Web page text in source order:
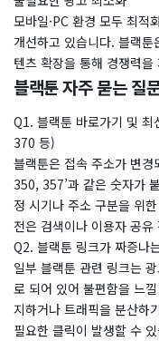
모바일·PC 환경 모두 최적
개선하고 있습니다. 블랙
텐츠 확장을 통해 경쟁력
블랙툰 자주 묻는 질
Q1. 블랙툰 바로가기 및
370 등)
블랙툰은 접속 주소가 변
350, 357’과 같은 숫자가
정 시기나 주소 구분을 위
전은 검색이나 이용자 공
Q2. 블랙툰 링크가 짜증나
일부 블랙툰 관련 링크는
로 되어 있어 불편함을 느
지하거나 트래픽을 분산하
필요한 클릭이 발생할 수